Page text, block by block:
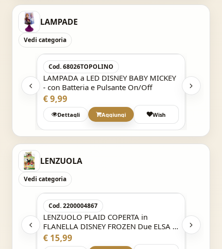
LAMPADE
Vedi categoria
Cod. 68026TOPOLINO
LAMPADA a LED DISNEY BABY MICKEY
- con Batteria e Pulsante On/Off
€ 9,99
Dettagli Aggiungi Wish
LENZUOLA
Vedi categoria
Cod. 2200004867
LENZUOLO PLAID COPERTA in
FLANELLA DISNEY FROZEN Due ELSA e
ANNA - 120x160 cm - luxury quality
€ 15,99